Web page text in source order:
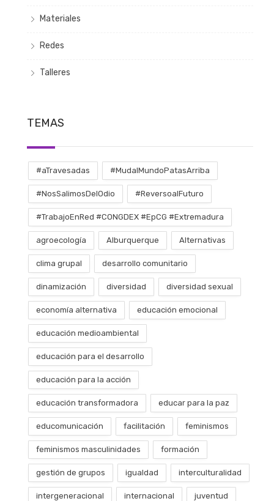
Materiales
Redes
Talleres
TEMAS
#aTravesadas #MudalMundoPatasArriba
#NosSalimosDelOdio #ReversoalFuturo
#TrabajoEnRed #CONGDEX #EpCG #Extremadura
agroecología Alburquerque Alternativas
clima grupal desarrollo comunitario
dinamización diversidad diversidad sexual
economía alternativa educación emocional
educación medioambiental
educación para el desarrollo
educación para la acción
educación transformadora educar para la paz
educomunicación facilitación feminismos
feminismos masculinidades formación
gestión de grupos igualdad interculturalidad
intergeneracional internacional juventud